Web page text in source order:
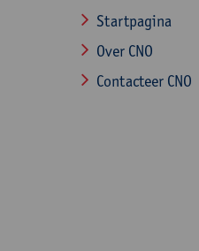
Startpagina
Over CNO
Contacteer CNO